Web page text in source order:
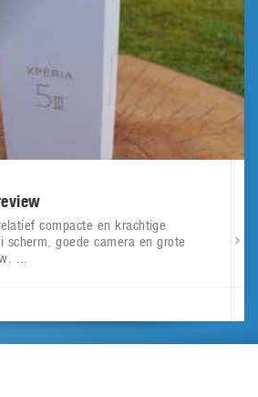
compacte en krachtige
goede camera en grote
...